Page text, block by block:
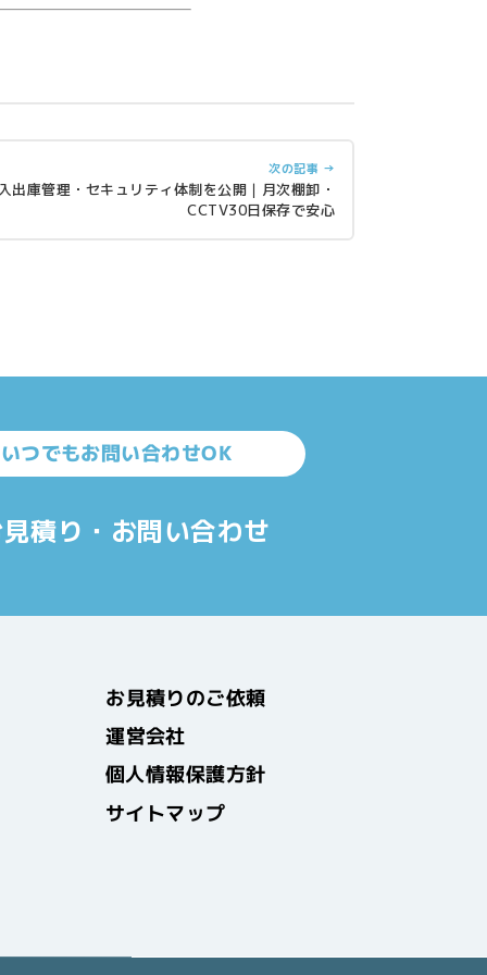
次の記事 →
出庫管理・セキュリティ体制を公開｜月次棚卸・
CCTV30日保存で安心
つでもお問い合わせOK
積り・お問い合わせ
お見積りのご依頼
運営会社
個人情報保護方針
サイトマップ